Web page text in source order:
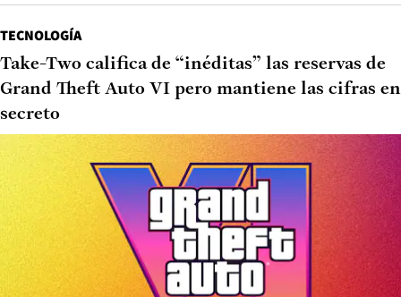
TECNOLOGÍA
Take-Two califica de “inéditas” las reservas de
Grand Theft Auto VI pero mantiene las cifras en
secreto